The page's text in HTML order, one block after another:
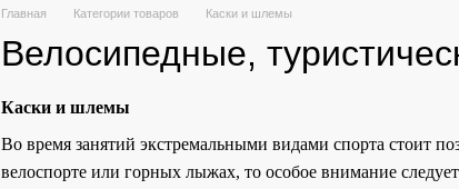
Главная Категории товаров Каски и шлемы
Велосипедные,
Каски и шлемы
Во время занятий экстремальными видами спорта стоит
велоспорте или горных лыжах, то особое внимание